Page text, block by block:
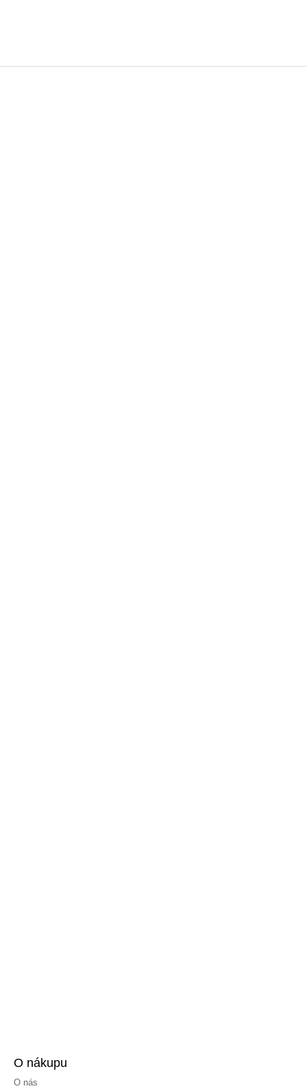
O nákupu
O nás